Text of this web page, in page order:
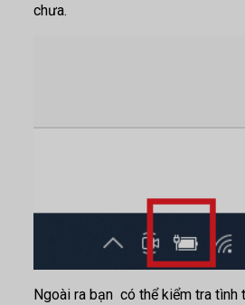
chưa.
Ngoài ra bạn có thể kiểm tra tình